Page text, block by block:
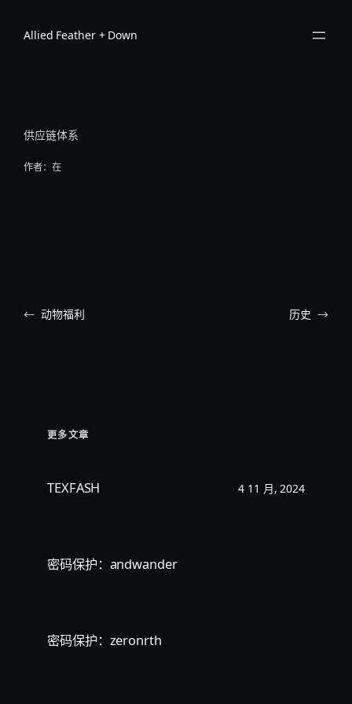
Allied Feather + Down
供应链体系
作者： 在
← 动物福利 历史 →
更多文章
TEXFASH 4 11 月, 2024
密码保护：andwander
密码保护：zeronrth